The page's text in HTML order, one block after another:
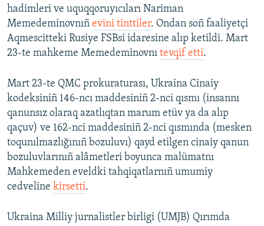
hadimleri ve uquqqoruyıcıları Nariman
Memedeminovnıñ evini tinttiler. Ondan soñ faaliyetçi
Aqmescitteki Rusiye FSBsi idaresine alıp ketildi. Mart
23-te mahkeme Memedeminovnı tevqif etti.
Mart 23-te QMC prokuraturası, Ukraina Cinaiy
kodeksiniñ 146-ncı maddesiniñ 2-nci qısmı (insannı
qanunsız olaraq azatlıqtan marum etüv ya da alıp
qaçuv) ve 162-nci maddesiniñ 2-nci qısmında (mesken
toqunılmazlığınıñ bozuluvı) qayd etilgen cinaiy qanun
bozuluvlarınıñ alâmetleri boyunca malümatnı
Mahkemeden eveldki tahqiqatlarnıñ umumiy
cedveline kirsetti.
Ukraina Milliy jurnalistler birligi (UMJB) Qırımda